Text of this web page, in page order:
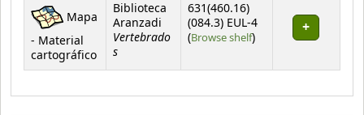
Mapa
- Material
cartográfico
Biblioteca
Aranzadi
Vertebrado
s
631(460.16)
(084.3) EUL-4
(Browse shelf(Opens below)
)